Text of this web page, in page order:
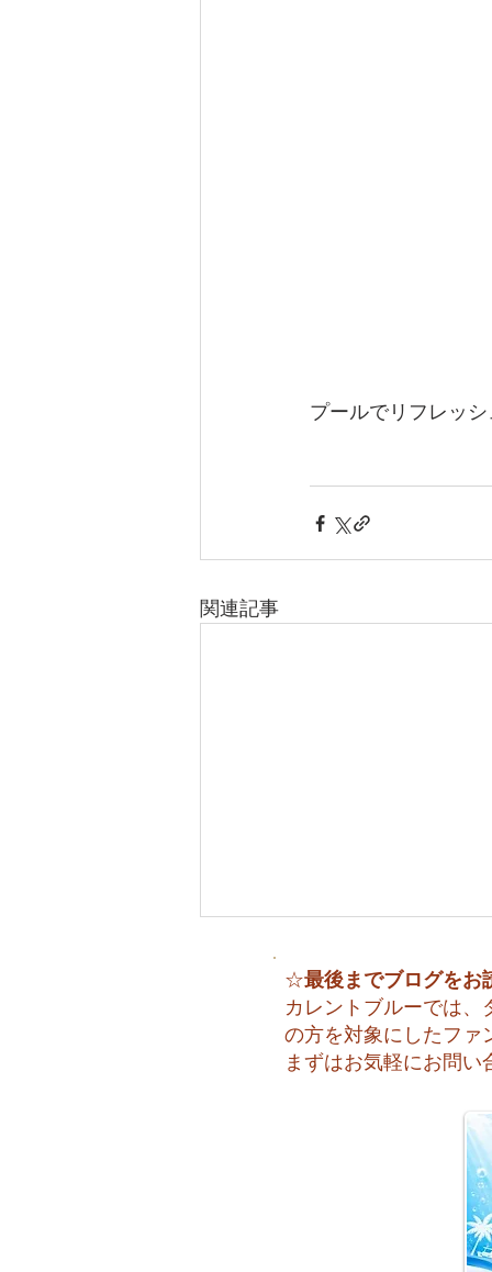
プールでリフレッ
関連記事
😊 海へ戻る第一歩！リフレ
☆最後までブログを
カレントブルーでは
の方を対象にしたファ
まずはお気軽にお問い